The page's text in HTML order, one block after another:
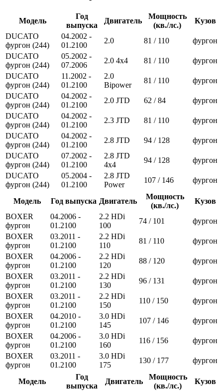
Модель
Год
выпуска
Двигатель
Мощность
(кв./лс.)
Кузов
DUCATO
фургон (244)
04.2002 -
01.2100
2.0 81 / 110
фургон
DUCATO
фургон (244)
05.2002 -
07.2006
2.0 4x4 81 / 110
фургон
DUCATO
фургон (244)
11.2002 -
01.2100
2.0
Bipower
81 / 110
фургон
DUCATO
фургон (244)
04.2002 -
01.2100
2.0 JTD 62 / 84
фургон
DUCATO
фургон (244)
04.2002 -
01.2100
2.3 JTD 81 / 110
фургон
DUCATO
фургон (244)
04.2002 -
01.2100
2.8 JTD 94 / 128
фургон
DUCATO
фургон (244)
07.2002 -
01.2100
2.8 JTD
4x4
94 / 128
фургон
DUCATO
фургон (244)
05.2004 -
01.2100
2.8 JTD
Power
107 / 146 фургон
Модель Год выпуска Двигатель
Мощность
(кв./лс.)
Кузов
BOXER
фургон
04.2006 -
01.2100
2.2 HDi
100
74 / 101
фургон
BOXER
фургон
03.2011 -
01.2100
2.2 HDi
110
81 / 110
фургон
BOXER
фургон
04.2006 -
01.2100
2.2 HDi
120
88 / 120
фургон
BOXER
фургон
03.2011 -
01.2100
2.2 HDi
130
96 / 131
фургон
BOXER
фургон
03.2011 -
01.2100
2.2 HDi
150
110 / 150
фургон
BOXER
фургон
04.2010 -
01.2100
3.0 HDi
145
107 / 146
фургон
BOXER
фургон
04.2006 -
01.2100
3.0 HDi
160
116 / 156
фургон
BOXER
фургон
03.2011 -
01.2100
3.0 HDi
175
130 / 177 фургон
Модель
Год
выпуска
Двигатель
Мощность
(кв./лс.)
Кузов